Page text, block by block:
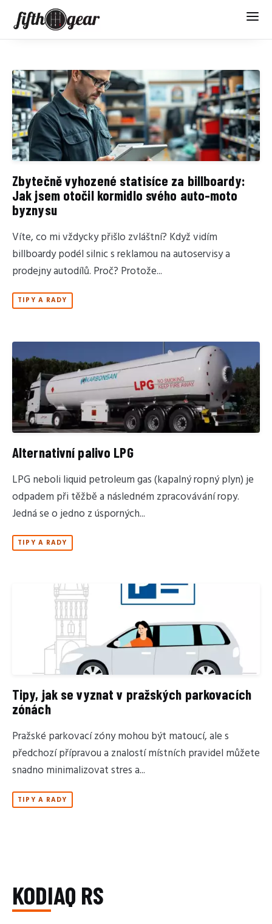
Zbytečně vyhozené statisíce za billboardy:
Jak jsem otočil kormidlo svého auto-moto
byznysu
Víte, co mi vždycky přišlo zvláštní? Když vidím
billboardy podél silnic s reklamou na autoservisy a
prodejny autodílů. Proč? Protože...
TIPY A RADY
Alternativní palivo LPG
LPG neboli liquid petroleum gas (kapalný ropný plyn) je
odpadem při těžbě a následném zpracovávání ropy.
Jedná se o jedno z úsporných...
TIPY A RADY
Tipy, jak se vyznat v pražských parkovacích
zónách
Pražské parkovací zóny mohou být matoucí, ale s
předchozí přípravou a znalostí místních pravidel můžete
snadno minimalizovat stres a...
TIPY A RADY
KODIAQ RS